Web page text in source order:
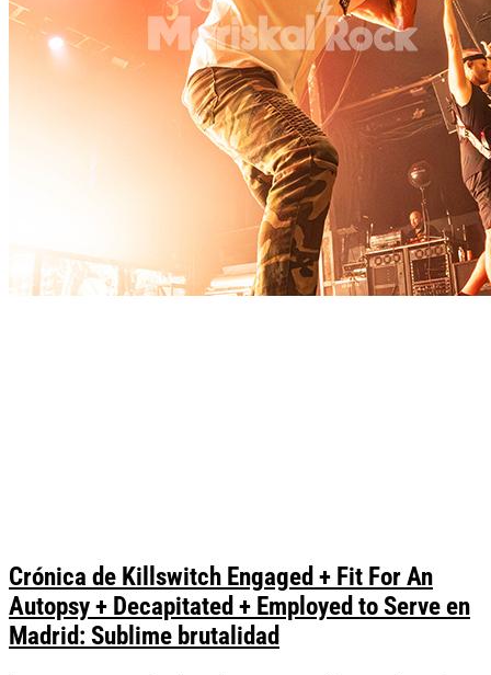
Crónica de Killswitch Engaged + Fit For An
Autopsy + Decapitated + Employed to Serve en
Madrid: Sublime brutalidad